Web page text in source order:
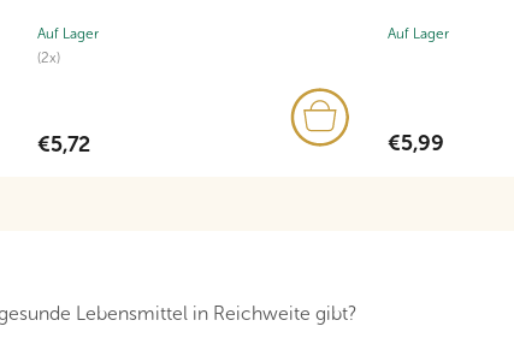
(2x)
Auf Lager
€5,72
Auf Lager
€5,99
Lebensmittel in Reichweite gibt?